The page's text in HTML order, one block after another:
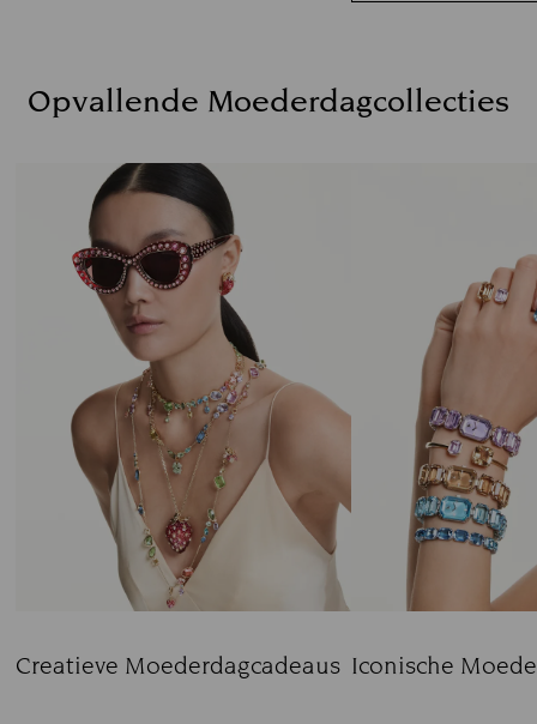
Opvallende Moederdagcollecties
Creatieve Moederdagcadeaus Iconische